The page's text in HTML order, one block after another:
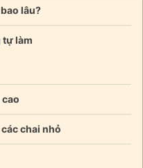
lâu?
tự làm
chai nhỏ